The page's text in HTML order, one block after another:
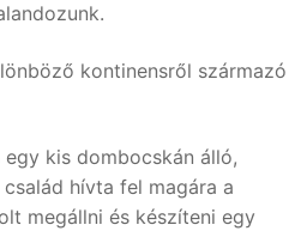
kontinensről származó
kis dombocskán álló,
hívta fel magára a
megállni és készíteni egy